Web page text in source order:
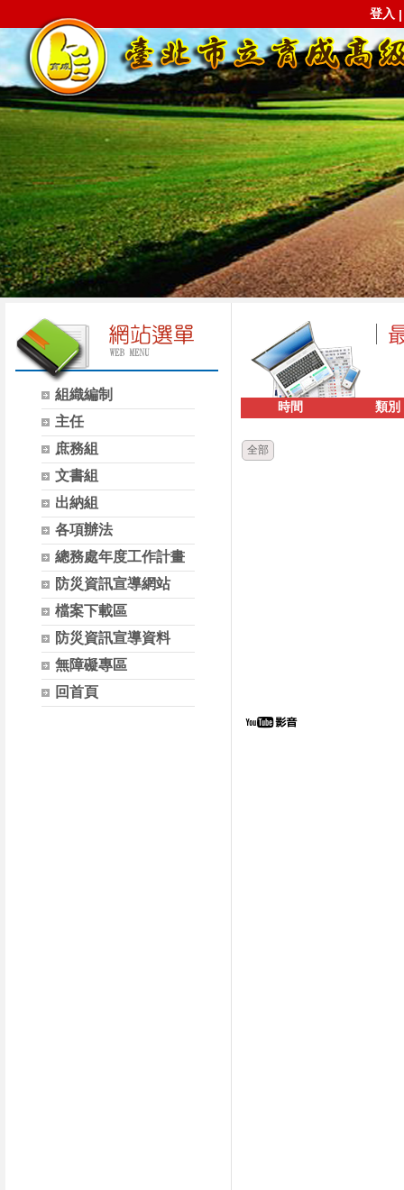
登入
組織編制
主任
庶務組
文書組
出納組
各項辦法
總務處年度工作計畫
防災資訊宣導網站
檔案下載區
防災資訊宣導資料
無障礙專區
回首頁
時間 類別
全部